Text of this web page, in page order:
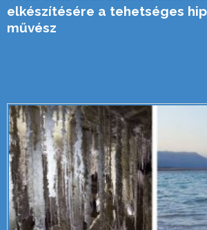
elkészítésére a tehetséges
művész